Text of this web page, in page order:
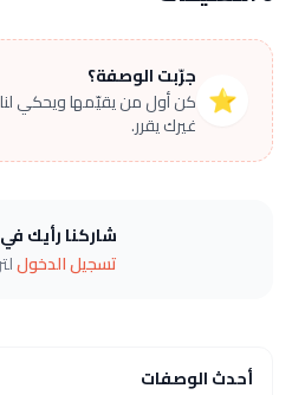
⭐
جرّبت الوصفة؟
كن أول من يقيّمها ويحكي
غيرك يقرر.
شاركنا رأيك
تسجيل الدخول
أحدث الوصفات